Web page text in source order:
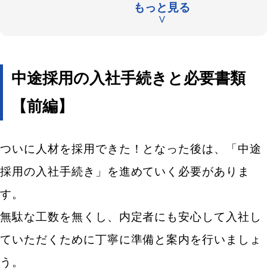
扶養親族の有無・必要書類の取得（中途採用手続き
給与所得者異動届出書
給与所得扶養控除等申告書の記載依頼
中途採用の入社手続き★会社が準備しておく必要書
類
もっと見る
∨
中途採用の入社手続きと必要書類
【前編】
ついに人材を採用できた！となった後は、「中途
採用の入社手続き」を進めていく必要がありま
す。
無駄な工数を無くし、内定者にも安心して入社し
ていただくために丁寧に準備と案内を行いましょ
う。